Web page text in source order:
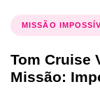
MISSÃO
Tom Cruise
Missão: